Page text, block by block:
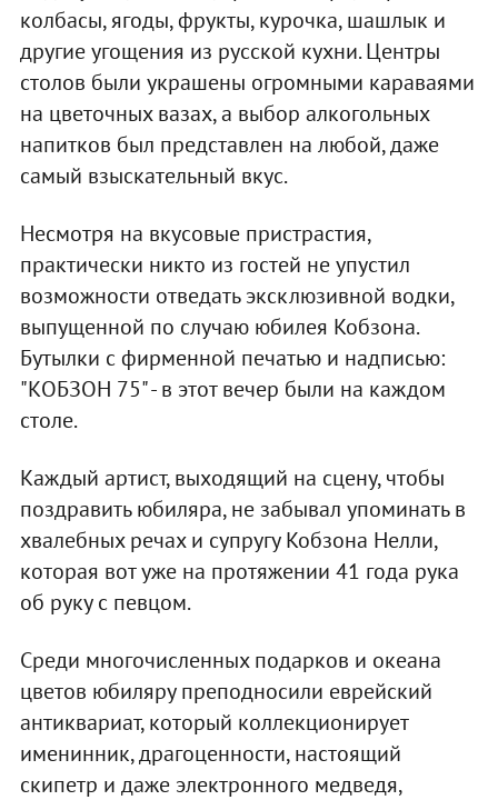
колбасы, ягоды, фрукты, курочка, шашлык и
другие угощения из русской кухни. Центры
столов были украшены огромными караваями
на цветочных вазах, а выбор алкогольных
напитков был представлен на любой, даже
самый взыскательный вкус.
Несмотря на вкусовые пристрастия,
практически никто из гостей не упустил
возможности отведать эксклюзивной водки,
выпущенной по случаю юбилея Кобзона.
Бутылки с фирменной печатью и надписью:
"КОБЗОН 75" - в этот вечер были на каждом
столе.
Каждый артист, выходящий на сцену, чтобы
поздравить юбиляра, не забывал упоминать в
хвалебных речах и супругу Кобзона Нелли,
которая вот уже на протяжении 41 года рука
об руку с певцом.
Среди многочисленных подарков и океана
цветов юбиляру преподносили еврейский
антиквариат, который коллекционирует
именинник, драгоценности, настоящий
скипетр и даже электронного медведя,